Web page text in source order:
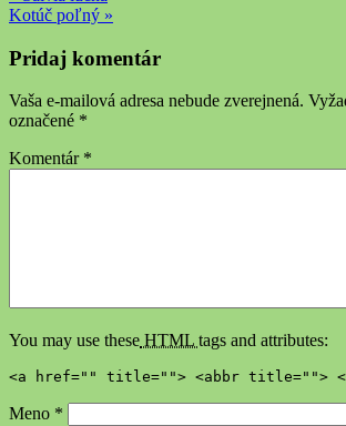
Kotúč poľný »
Pridaj komentár
Vaša e-mailová adresa nebude zverejnená.
označené *
Komentár *
You may use these HTML tags and attributes:
<a href="" title=""> <abbr title="">
Meno *